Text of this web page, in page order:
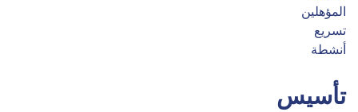
المؤهلين
تسريع
أنشطة
تأسيس